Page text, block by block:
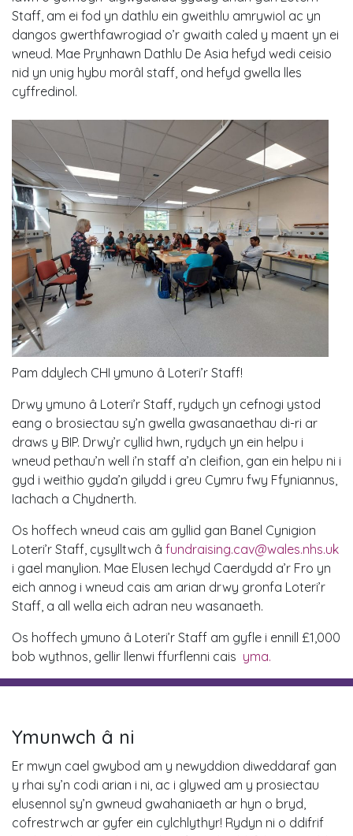
Staff, am ei fod yn dathlu ein gweithlu amrywiol ac yn
dangos gwerthfawrogiad o’r gwaith caled y maent yn ei
wneud. Mae Prynhawn Dathlu De Asia hefyd wedi ceisio
nid yn unig hybu morâl staff, ond hefyd gwella lles
cyffredinol.
Pam ddylech CHI ymuno â Loteri’r Staff!
Drwy ymuno â Loteri’r Staff, rydych yn cefnogi ystod
eang o brosiectau sy’n gwella gwasanaethau di-ri ar
draws y BIP. Drwy’r cyllid hwn, rydych yn ein helpu i
wneud pethau’n well i’n staff a’n cleifion, gan ein helpu ni i
gyd i weithio gyda’n gilydd i greu Cymru fwy Ffyniannus,
Iachach a Chydnerth.
Os hoffech wneud cais am gyllid gan Banel Cynigion
Loteri’r Staff, cysylltwch â fundraising.cav@wales.nhs.uk
i gael manylion. Mae Elusen Iechyd Caerdydd a’r Fro yn
eich annog i wneud cais am arian drwy gronfa Loteri’r
Staff, a all wella eich adran neu wasanaeth.
Os hoffech ymuno â Loteri’r Staff am gyfle i ennill £1,000
bob wythnos, gellir llenwi ffurflenni cais yma.
Ymunwch â ni
Er mwyn cael gwybod am y newyddion diweddaraf gan
y rhai sy’n codi arian i ni, ac i glywed am y prosiectau
elusennol sy’n gwneud gwahaniaeth ar hyn o bryd,
cofrestrwch ar gyfer ein cylchlythyr! Rydyn ni o ddifrif